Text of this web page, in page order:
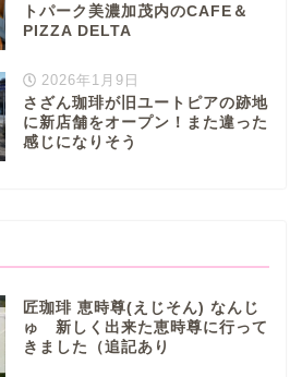
トパーク美濃加茂内のCAFE＆
PIZZA DELTA
2026年1月9日
さざん珈琲が旧ユートピアの跡地
に新店舗をオープン！また違った
感じになりそう
匠珈琲 恵時尊(えじそん) なんじ
ゅ 新しく出来た恵時尊に行って
きました（追記あり